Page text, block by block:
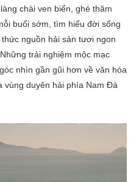
chài ven biển, ghé thăm
buổi sớm, tìm hiểu đời sống
nguồn hải sản tươi ngon
trải nghiệm mộc mạc
nhìn gần gũi hơn về văn hóa
vùng duyên hải phía Nam Đà